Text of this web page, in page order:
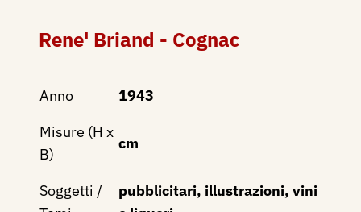
Rene' Briand - Cognac
Anno
1943
Misure (H x
B)
cm
Soggetti /
pubblicitari, illustrazioni, vini